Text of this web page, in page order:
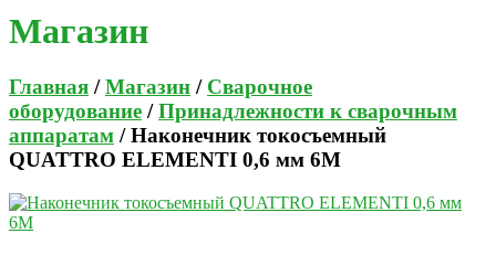
Магазин
Главная /Магазин / Сварочное
оборудование /Принадлежности к сварочным
аппаратам / Наконечник токосъемный
QUATTRO ELEMENTI 0,6 мм 6М